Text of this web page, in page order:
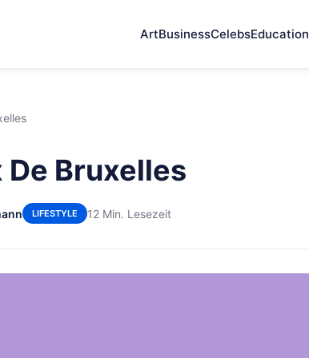
ArtBusinessCelebsEducation
Bruxelles
LIFESTYLE 12 Min. Lesezeit